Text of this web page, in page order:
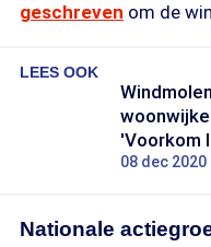
geschreven om de
LEES OOK
'Voorkom
08 dec 2020
Nationale